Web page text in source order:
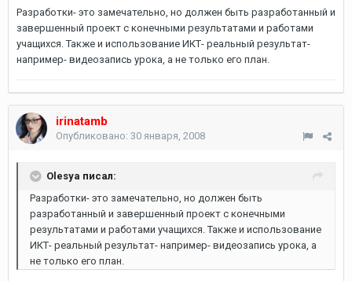
Разработки- это замечательно, но должен быть разработанный и
завершенный проект с конечными результатами и работами
учащихся. Также и использование ИКТ- реальный результат-
например- видеозапись урока, а не только его план.
irinatamb
Опубликовано: 30 января, 2008
Olesya писал:
Разработки- это замечательно, но должен быть
разработанный и завершенный проект с конечными
результатами и работами учащихся. Также и использование
ИКТ- реальный результат- например- видеозапись урока, а
не только его план.